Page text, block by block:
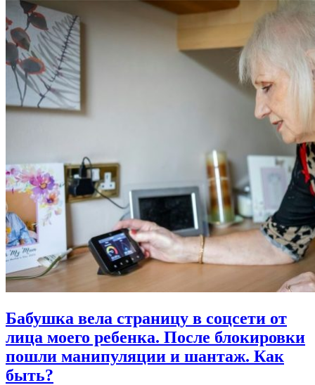
Бабушка вела страницу в соцсети от
лица моего ребенка. После блокировки
пошли манипуляции и шантаж. Как
быть?